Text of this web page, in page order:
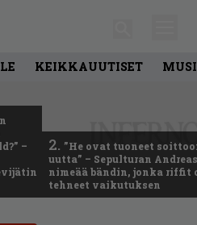
KEIKKAUUTISET
–
2. ”He ovat tuoneet
uutta” – Sepulturan
nimeää bändin, jonka riffit
tehneet vaikutuksen